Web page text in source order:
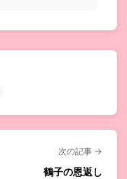
次の記事 →
鶴子の恩返し